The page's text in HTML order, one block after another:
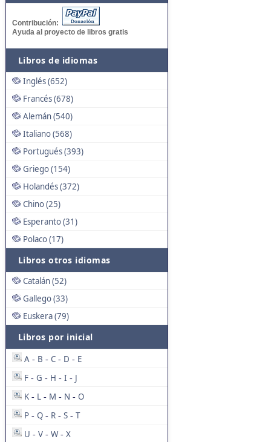
Contribución:
Ayuda al proyecto de libros gratis
Libros de idiomas
Inglés (652)
Francés (678)
Alemán (540)
Italiano (568)
Portugués (393)
Griego (154)
Holandés (372)
Chino (25)
Esperanto (31)
Polaco (17)
Libros otros idiomas
Catalán (52)
Gallego (33)
Euskera (79)
Libros por inicial
A - B - C - D - E
F - G - H - I - J
K - L - M - N - O
P - Q - R - S - T
U - V - W - X